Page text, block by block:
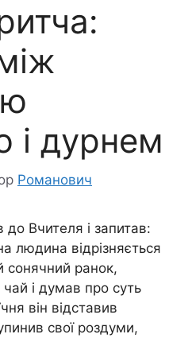
і дурнем
Романович
Вчителя і запитав:
людина відрізняється
сонячний ранок,
і думав про суть
він відставив
свої роздуми,